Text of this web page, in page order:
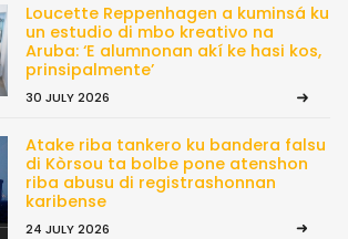
Loucette Reppenhagen a kuminsá ku
un estudio di mbo kreativo na
Aruba: ‘E alumnonan akí ke hasi kos,
prinsipalmente’
30 JULY 2026
Atake riba tankero ku bandera falsu
di Kòrsou ta bolbe pone atenshon
riba abusu di registrashonnan
karibense
24 JULY 2026